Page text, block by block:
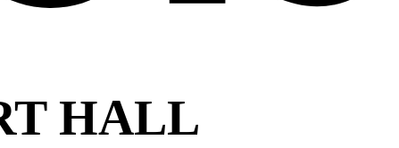
HALL